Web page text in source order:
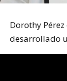
Dorothy
desarrollado